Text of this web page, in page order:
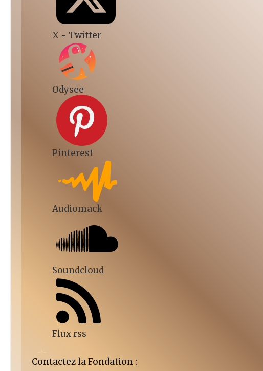
X - Twitter
Odysee
Pinterest
Audiomack
Soundcloud
Flux rss
Contactez la Fondation :